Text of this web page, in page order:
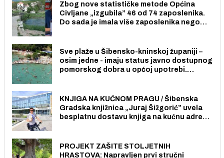
Zbog nove statističke metode Općina
Civljane „izgubila” 46 od 74 zaposlenika.
Do sada je imala više zaposlenika nego
Sve plaže u Šibensko-kninskoj županiji –
osim jedne - imaju status javno dostupnog
pomorskog dobra u općoj upotrebi.
KNJIGA NA KUĆNOM PRAGU / Šibenska
Gradska knjižnica „Juraj Šižgorić” uvela
besplatnu dostavu knjiga na kućnu adresu
PROJEKT ZAŠITE STOLJETNIH
HRASTOVA: Napravljen prvi stručni